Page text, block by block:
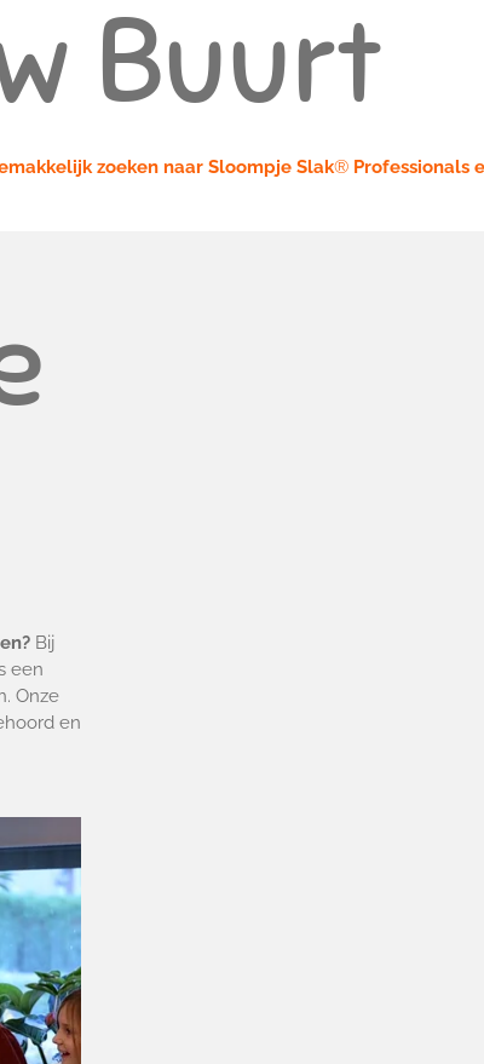
Buurt
zoeken naar Sloompje Slak® Professionals
Bij
een
Onze
en